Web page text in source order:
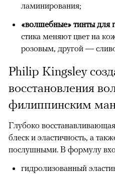
ламинирования;
«волшебные» тинты для
стика меняют цвет на
розовым, другой —
Philip Kingsley
восстановления
филиппинским
Глубоко
блеск и эластичность, а
послушными. В формулу
гидролизованный